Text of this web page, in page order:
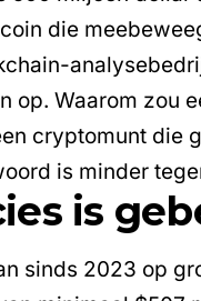
die
op. Waarom zou
cryptomunt die
is minder
is
sinds 2023 op